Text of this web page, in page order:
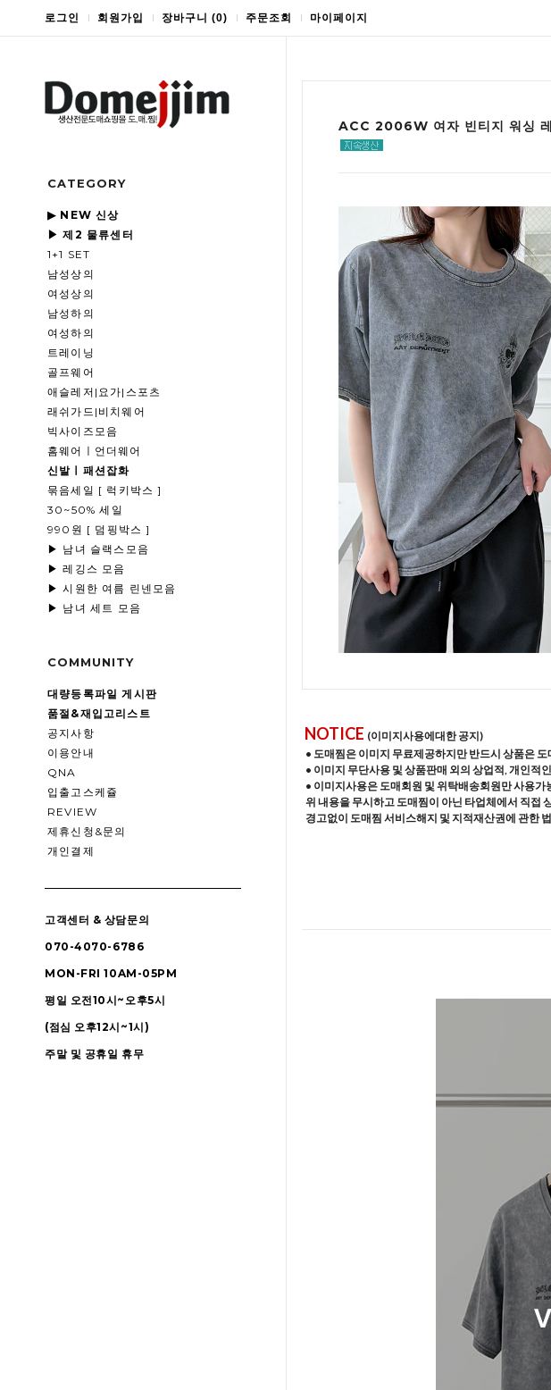
로그인 회원가입 장바구니 (0) 주문조회 마이페이지
CATEGORY
▶ NEW 신상
▶ 제2 물류센터
1+1 SET
남성상의
여성상의
남성하의
여성하의
트레이닝
골프웨어
애슬레저|요가|스포츠
래쉬가드|비치웨어
빅사이즈모음
홈웨어ㅣ언더웨어
신발ㅣ패션잡화
묶음세일 [ 럭키박스 ]
30~50% 세일
990원 [ 덤핑박스 ]
▶ 남녀 슬랙스모음
▶ 레깅스 모음
▶ 시원한 여름 린넨모음
▶ 남녀 세트 모음
COMMUNITY
대량등록파일 게시판
품절&재입고리스트
공지사항
이용안내
QNA
입출고스케쥴
REVIEW
제휴신청&문의
개인결제
고객센터 & 상담문의
070-4070-6786
MON-FRI 10AM-05PM
평일 오전10시~오후5시
(점심 오후12시~1시)
주말 및 공휴일 휴무
ACC 2006W 여자 빈티지 워싱
NOTICE (이미지사용에대한 공지)
• 도매찜은 이미지 무료제공하지만 반드시 상품은
• 이미지 무단사용 및 상품판매 외의 상업적, 개인적
• 이미지사용은 도매회원 및 위탁배송회원만 사용가
위 내용을 무시하고 도매찜이 아닌 타업체에서 직접
경고없이 도매찜 서비스해지 및 지적재산권에 관한